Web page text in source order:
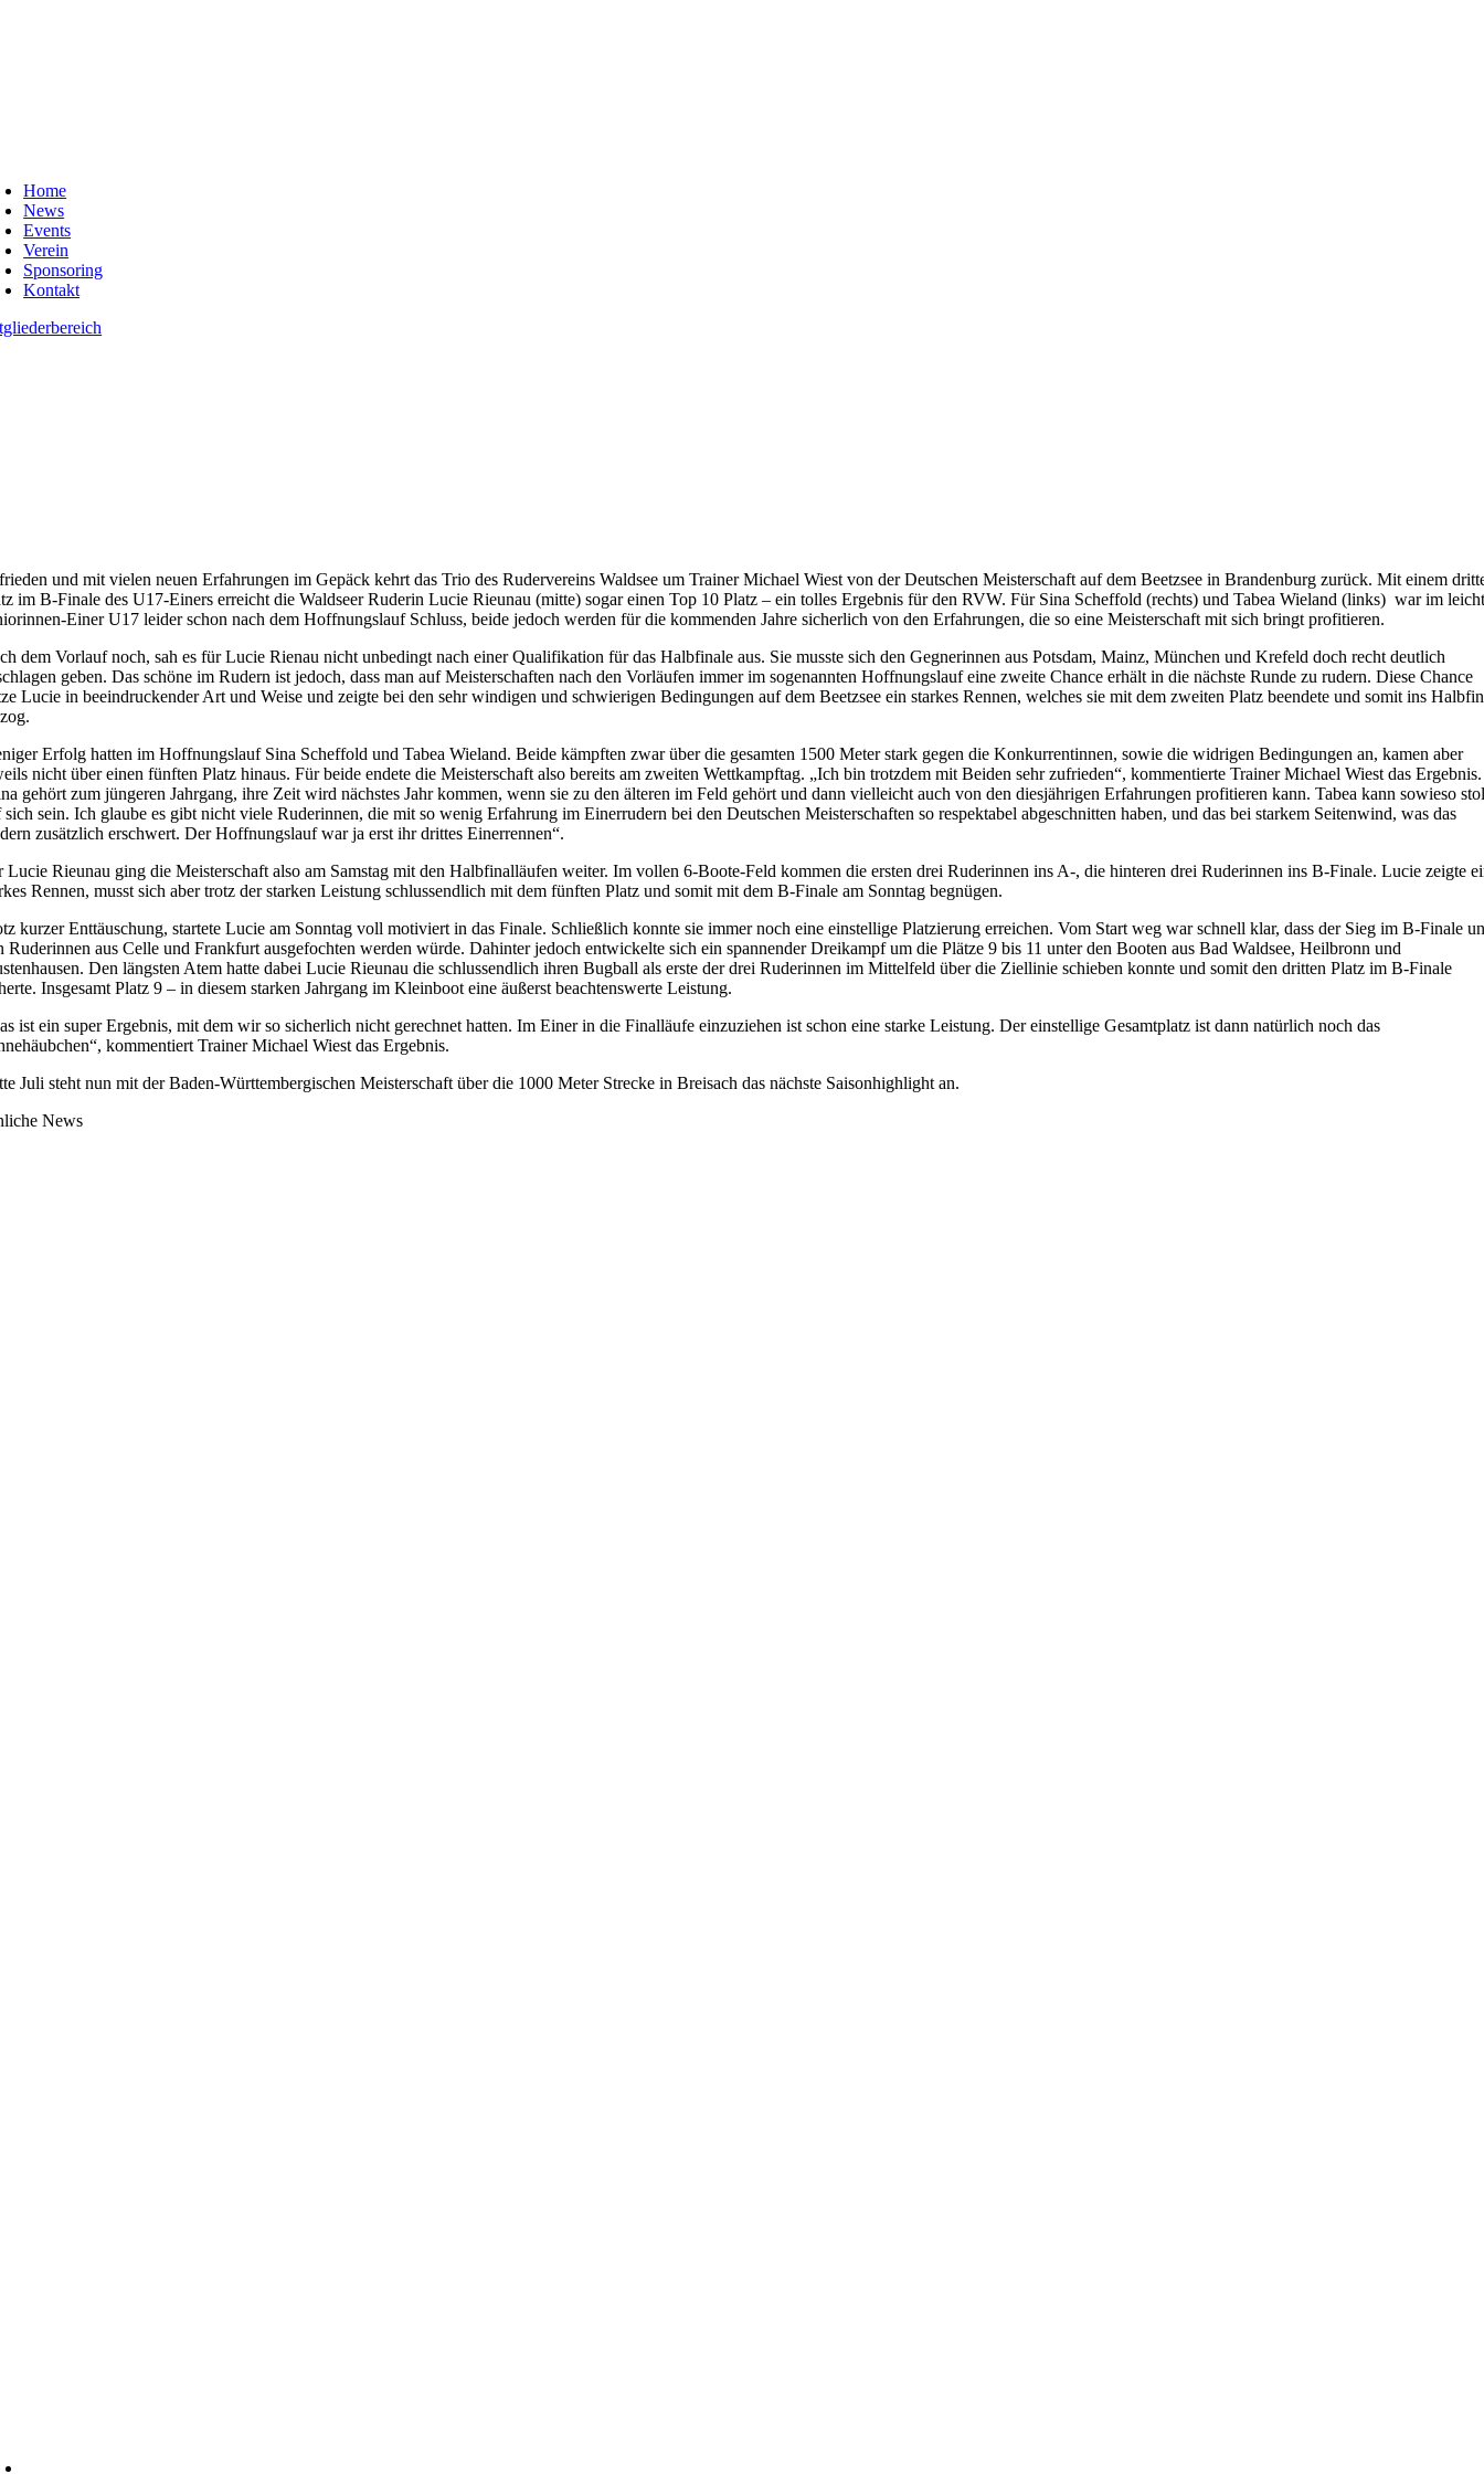
Home
News
Events
Verein
Sponsoring
Kontakt
und mit vielen neuen Erfahrungen im Gepäck kehrt das Trio des Rudervereins Waldsee um Trainer Michael Wiest von der Deutschen Meisterschaft auf dem Beetzsee in Brandenburg zurück. Mit einem
im B-Finale des U17-Einers erreicht die Waldseer Ruderin Lucie Rieunau (mitte) sogar einen Top 10 Platz – ein tolles Ergebnis für den RVW. Für Sina Scheffold (rechts) und Tabea Wieland (links) war im
Einer U17 leider schon nach dem Hoffnungslauf Schluss, beide jedoch werden für die kommenden Jahre sicherlich von den Erfahrungen, die so eine Meisterschaft mit sich bringt profitieren.
dem Vorlauf noch, sah es für Lucie Rienau nicht unbedingt nach einer Qualifikation für das Halbfinale aus. Sie musste sich den Gegnerinnen aus Potsdam, Mainz, München und Krefeld doch recht deutlich
geben. Das schöne im Rudern ist jedoch, dass man auf Meisterschaften nach den Vorläufen immer im sogenannten Hoffnungslauf eine zweite Chance erhält in die nächste Runde zu rudern. Diese Chance
Lucie in beeindruckender Art und Weise und zeigte bei den sehr windigen und schwierigen Bedingungen auf dem Beetzsee ein starkes Rennen, welches sie mit dem zweiten Platz beendete und somit ins
Erfolg hatten im Hoffnungslauf Sina Scheffold und Tabea Wieland. Beide kämpften zwar über die gesamten 1500 Meter stark gegen die Konkurrentinnen, sowie die widrigen Bedingungen an, kamen aber
nicht über einen fünften Platz hinaus. Für beide endete die Meisterschaft also bereits am zweiten Wettkampftag. „Ich bin trotzdem mit Beiden sehr zufrieden“, kommentierte Trainer Michael Wiest das Ergebnis.
gehört zum jüngeren Jahrgang, ihre Zeit wird nächstes Jahr kommen, wenn sie zu den älteren im Feld gehört und dann vielleicht auch von den diesjährigen Erfahrungen profitieren kann. Tabea kann sowieso
sich sein. Ich glaube es gibt nicht viele Ruderinnen, die mit so wenig Erfahrung im Einerrudern bei den Deutschen Meisterschaften so respektabel abgeschnitten haben, und das bei starkem Seitenwind, was das
zusätzlich erschwert. Der Hoffnungslauf war ja erst ihr drittes Einerrennen“.
Lucie Rieunau ging die Meisterschaft also am Samstag mit den Halbfinalläufen weiter. Im vollen 6-Boote-Feld kommen die ersten drei Ruderinnen ins A-, die hinteren drei Ruderinnen ins B-Finale. Lucie zeigte
Rennen, musst sich aber trotz der starken Leistung schlussendlich mit dem fünften Platz und somit mit dem B-Finale am Sonntag begnügen.
kurzer Enttäuschung, startete Lucie am Sonntag voll motiviert in das Finale. Schließlich konnte sie immer noch eine einstellige Platzierung erreichen. Vom Start weg war schnell klar, dass der Sieg im B-Finale
Ruderinnen aus Celle und Frankfurt ausgefochten werden würde. Dahinter jedoch entwickelte sich ein spannender Dreikampf um die Plätze 9 bis 11 unter den Booten aus Bad Waldsee, Heilbronn und
Den längsten Atem hatte dabei Lucie Rieunau die schlussendlich ihren Bugball als erste der drei Ruderinnen im Mittelfeld über die Ziellinie schieben konnte und somit den dritten Platz im B-Finale
Insgesamt Platz 9 – in diesem starken Jahrgang im Kleinboot eine äußerst beachtenswerte Leistung.
ist ein super Ergebnis, mit dem wir so sicherlich nicht gerechnet hatten. Im Einer in die Finalläufe einzuziehen ist schon eine starke Leistung. Der einstellige Gesamtplatz ist dann natürlich noch das
kommentiert Trainer Michael Wiest das Ergebnis.
Juli steht nun mit der Baden-Württembergischen Meisterschaft über die 1000 Meter Strecke in Breisach das nächste Saisonhighlight an.
News